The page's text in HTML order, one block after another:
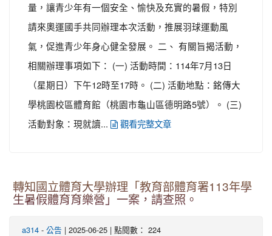
量，讓青少年有一個安全、愉快及充實的暑假，特別
請來奧運國手共同辦理本次活動，推展羽球運動風
氣，促進青少年身心健全發展。 二、 有關旨揭活動，
相關辦理事項如下： (一) 活動時間：114年7月13日
（星期日）下午12時至17時。 (二) 活動地點：銘傳大
學桃園校區體育館（桃園市龜山區德明路5號）。 (三)
活動對象：現就讀...
觀看完整文章
轉知國立體育大學辦理「教育部體育署113年學
生暑假體育育樂營」一案，請查照。
a314 - 公告 | 2025-06-25 | 點閱數： 224